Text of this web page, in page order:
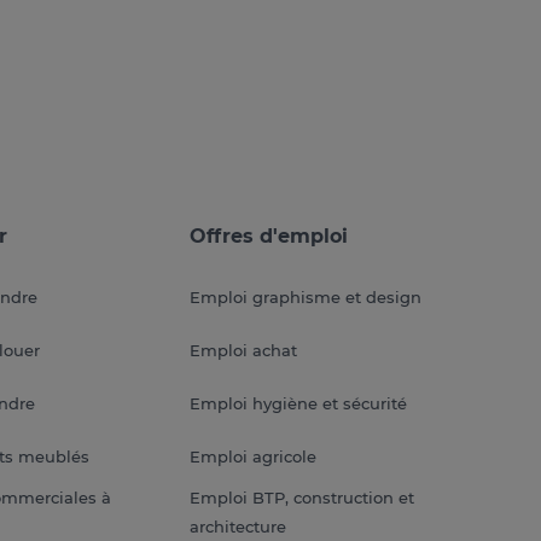
meublés
à
Offres d'emploi
Emploi graphisme et design
Emploi achat
Emploi hygiène et sécurité
Emploi agricole
Emploi BTP, construction et
architecture